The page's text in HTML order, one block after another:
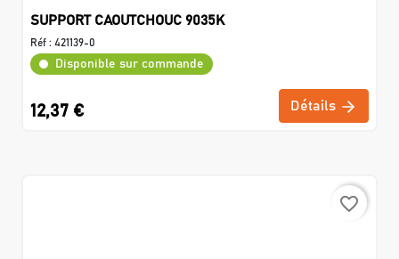
SUPPORT CAOUTCHOUC 9035K
Réf : 421139-0
Disponible sur commande
12,37 € Détails
favorite_border